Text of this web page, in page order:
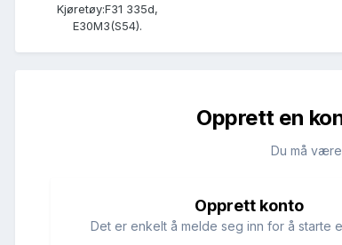
Kjøretøy:F31 335d,
E30M3(S54).
Opprett en
Du må
Opprett konto
Det er enkelt å melde seg inn for å starte